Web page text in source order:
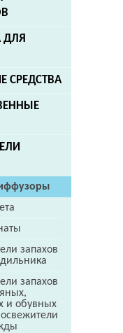
ДЛЯ
СРЕДСТВА
запахов
запахов
и обувных